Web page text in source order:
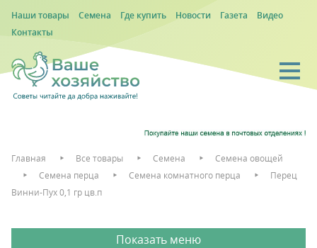
Наши товары Семена Где купить Новости Газета
Видео
Контакты
Главная Все товары Семена
Семена овощей
Семена перца
Семена комнатного перца
Перец
Винни-Пух 0,1 гр цв.п